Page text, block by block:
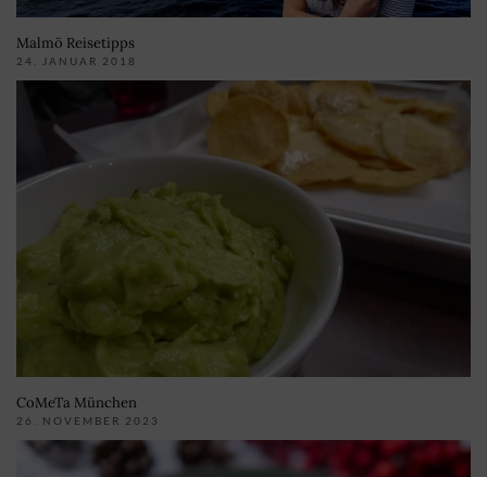
Malmö Reisetipps
24. JANUAR 2018
CoMeTa München
26. NOVEMBER 2023